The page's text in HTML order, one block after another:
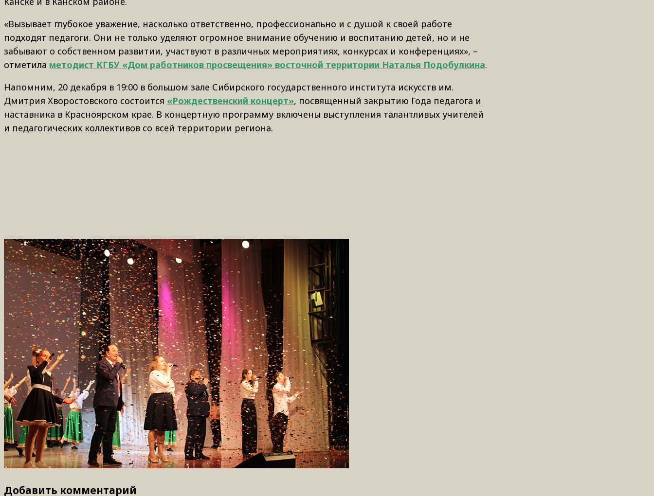
«Вызывает глубокое уважение, насколько ответственно, профессионально и с душой к своей работе
подходят педагоги. Они не только уделяют огромное внимание обучению и воспитанию детей, но и не
забывают о собственном развитии, участвуют в различных мероприятиях, конкурсах и конференциях», –
отметила методист КГБУ «Дом работников просвещения» восточной территории Наталья Подобулкина.
Напомним, 20 декабря в 19:00 в большом зале Сибирского государственного института искусств им.
Дмитрия Хворостовского состоится «Рождественский концерт», посвященный закрытию Года педагога и
наставника в Красноярском крае. В концертную программу включены выступления талантливых учителей
и педагогических коллективов со всей территории региона.
Добавить комментарий